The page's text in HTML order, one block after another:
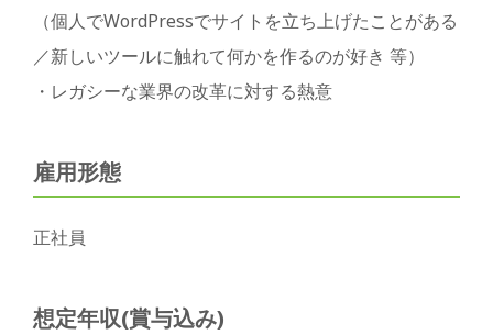
（個人でWordPressでサイトを立ち上げたことがある
／新しいツールに触れて何かを作るのが好き 等）
・レガシーな業界の改革に対する熱意
雇用形態
正社員
想定年収(賞与込み)